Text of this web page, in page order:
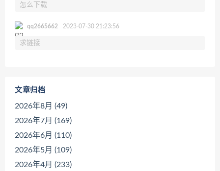
怎么下载
qq2665662 2023-07-30 21:23:56
求链接
文章归档
2026年8月 (49)
2026年7月 (169)
2026年6月 (110)
2026年5月 (109)
2026年4月 (233)